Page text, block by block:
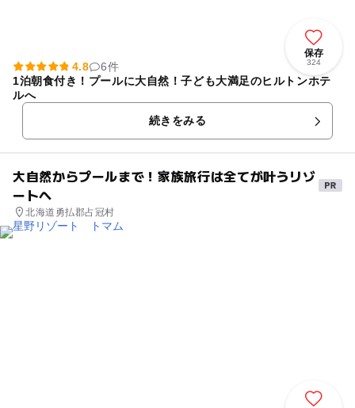
保存
324
4.8
6件
1泊朝食付き！プールに大自然！子ども大満足のヒルトンホテ
ルへ
続きをみる
大自然からプールまで！家族旅行は全てが叶うリゾ
ートへ
北海道勇払郡占冠村